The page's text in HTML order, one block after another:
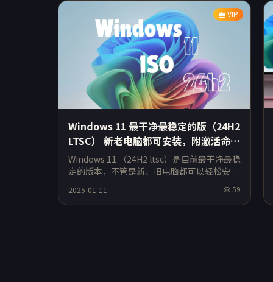
VIP
Windows 11 最干净最稳定的版（24H2
LTSC） 新老电脑都可安装，附激活命
令！
Windows 11 （24H2 ltsc）是目前最干净最稳
定的版本，不管是新、旧电脑都可以轻松安装
扰，系统优化更高级，推
2025-01-11 59